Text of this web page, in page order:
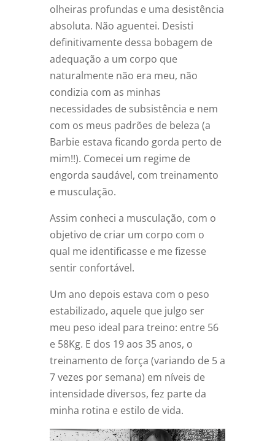
olheiras profundas e uma desistência
absoluta. Não aguentei. Desisti
definitivamente dessa bobagem de
adequação a um corpo que
naturalmente não era meu, não
condizia com as minhas
necessidades de subsistência e nem
com os meus padrões de beleza (a
Barbie estava ficando gorda perto de
mim!!). Comecei um regime de
engorda saudável, com treinamento
e musculação.
Assim conheci a musculação, com o
objetivo de criar um corpo com o
qual me identificasse e me fizesse
sentir confortável.
Um ano depois estava com o peso
estabilizado, aquele que julgo ser
meu peso ideal para treino: entre 56
e 58Kg. E dos 19 aos 35 anos, o
treinamento de força (variando de 5 a
7 vezes por semana) em níveis de
intensidade diversos, fez parte da
minha rotina e estilo de vida.